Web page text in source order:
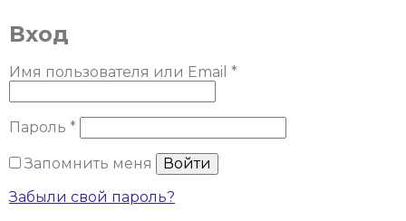
Вход
Имя пользователя или Email *
Пароль * Обязательно
Запомнить меня
Войти
Забыли свой пароль?